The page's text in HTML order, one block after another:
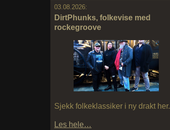
03.08.2026:
DirtPhunks, folkevise med
rockegroove
Sjekk folkeklassiker i ny drakt her.
Les hele…